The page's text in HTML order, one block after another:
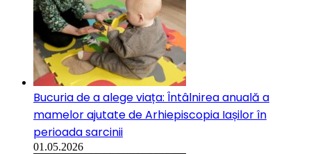
Bucuria de a alege viața: Întâlnirea anuală a
mamelor ajutate de Arhiepiscopia Iașilor în
perioada sarcinii
01.05.2026